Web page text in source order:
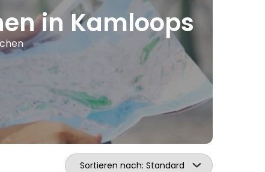
in Kamloops
Sortieren nach: Standard